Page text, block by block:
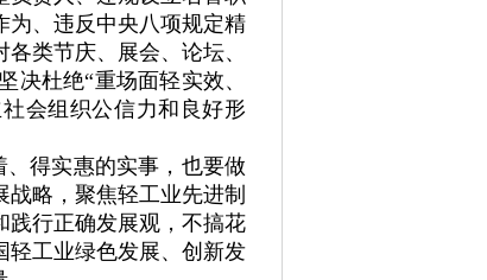
为、违反中央八项规定精
类节庆、展会、论坛、
杜绝“重场面轻实效、
会组织公信力和良好形
得实惠的实事，也要做
略，聚焦轻工业先进制
践行正确发展观，不搞花
轻工业绿色发展、创新发